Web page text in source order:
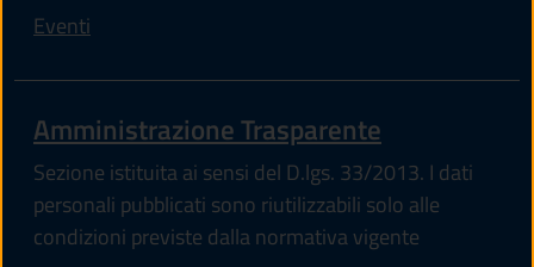
Eventi
Amministrazione Trasparente
Sezione istituita ai sensi del D.lgs. 33/2013. I dati
personali pubblicati sono riutilizzabili solo alle
condizioni previste dalla normativa vigente